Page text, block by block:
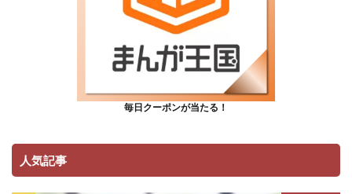
毎日クーポンが当たる！
人気記事